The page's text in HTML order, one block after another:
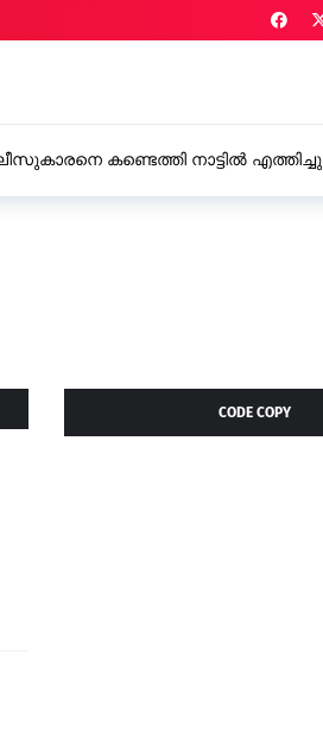
കണ്ടെത്തി നാട്ടിൽ എത്തിച്ചു
CODE COPY